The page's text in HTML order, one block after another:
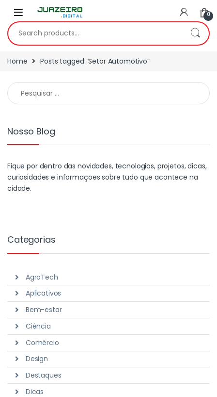
0
Home Posts tagged “Setor Automotivo”
Nosso Blog
Fique por dentro das novidades, tecnologias, projetos, dicas,
curiosidades e informações sobre tudo que acontece na
cidade.
Categorias
AgroTech
Aplicativos
Bem-estar
Ciência
Comércio
Design
Destaques
Dicas